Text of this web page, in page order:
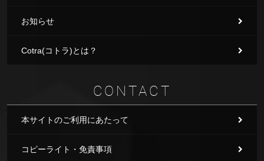
お知らせ
Cotra(コトラ)とは？
CONTACT
本サイトのご利用にあたって
コピーライト・免責事項